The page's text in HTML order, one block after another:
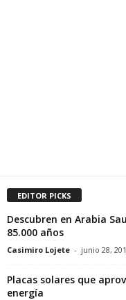
EDITOR PICKS
Descubren en Arabia
85.000 años
Casimiro Lojete - junio 28,
Placas solares que
energía